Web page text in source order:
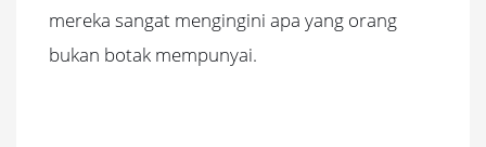
mereka sangat mengingini apa yang orang
bukan botak mempunyai.